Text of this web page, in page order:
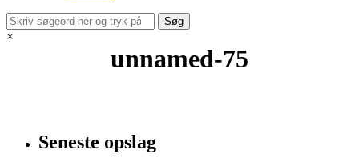
×
unnamed-75
Seneste opslag